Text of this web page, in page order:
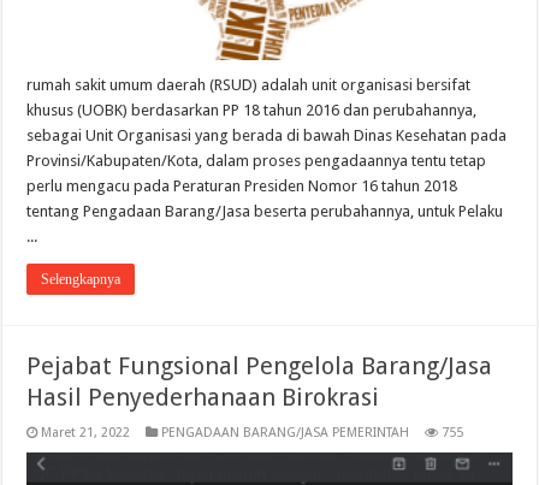
rumah sakit umum daerah (RSUD) adalah unit organisasi bersifat
khusus (UOBK) berdasarkan PP 18 tahun 2016 dan perubahannya,
sebagai Unit Organisasi yang berada di bawah Dinas Kesehatan pada
Provinsi/Kabupaten/Kota, dalam proses pengadaannya tentu tetap
perlu mengacu pada Peraturan Presiden Nomor 16 tahun 2018
tentang Pengadaan Barang/Jasa beserta perubahannya, untuk Pelaku
...
Selengkapnya
Pejabat Fungsional Pengelola Barang/Jasa
Hasil Penyederhanaan Birokrasi
Maret 21, 2022 PENGADAAN BARANG/JASA PEMERINTAH 755